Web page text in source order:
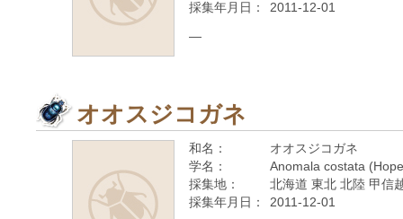
採集年月日：
2011-12-01
—
オオスジコガネ
和名：
オオスジコガネ
学名：
Anomala costata
採集地：
北海道 東北 北陸 甲信
採集年月日：
2011-12-01